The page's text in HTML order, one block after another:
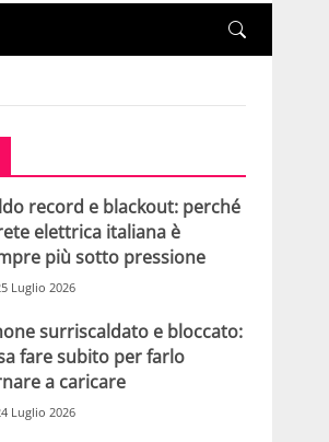
record e blackout: perché
elettrica italiana è
più sotto pressione
Luglio 2026
surriscaldato e bloccato:
fare subito per farlo
a caricare
Luglio 2026